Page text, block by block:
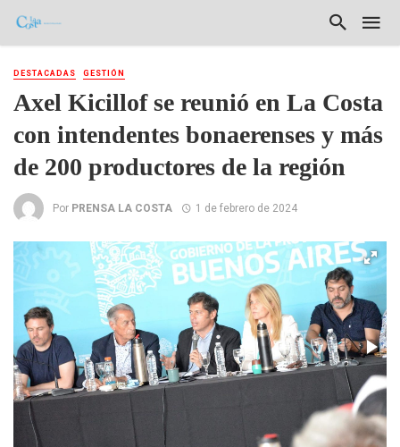
DESTACADAS GESTIÓN
Axel Kicillof se reunió en La Costa
con intendentes bonaerenses y más
de 200 productores de la región
Por PRENSA LA COSTA 1 de febrero de 2024